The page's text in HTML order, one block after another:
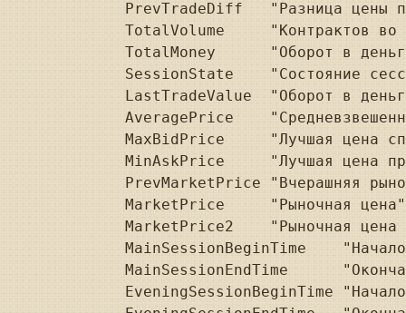
PrevTradeDiff	"Разница цены последней к закрытию предыдущей сессии"	typeof(decimal));
TotalVolume	"Контрактов во всех сделках"	typeof(decimal));
TotalMoney	"Оборот в деньгах"	typeof(decimal));
SessionState	"Состояние сессии"	typeof(string));
LastTradeValue	"Оборот в деньгах последней сделки"	typeof(decimal));
AveragePrice	"Средневзвешенная цена"	typeof(decimal));
MaxBidPrice	"Лучшая цена спроса сегодня"	typeof(decimal));
MinAskPrice	"Лучшая цена предложения сегодня"	typeof(decimal));
PrevMarketPrice	"Вчерашняя рыночная цена"	typeof(decimal));
MarketPrice	"Рыночная цена"	typeof(decimal));
MarketPrice2	"Рыночная цена 2"	typeof(decimal));
MainSessionBeginTime	"Начало основной сессии"	typeof(DateTime));
MainSessionEndTime	"Окончание основной сессии"	typeof(DateTime));
EveningSessionBeginTime	"Начало вечерней сессии"	typeof(DateTime));